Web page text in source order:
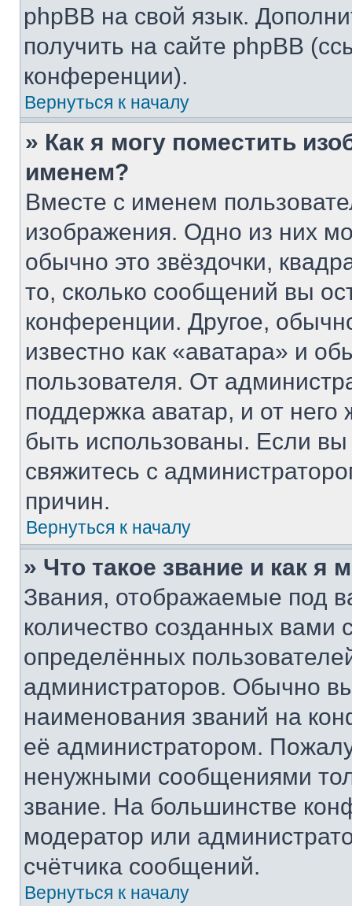
phpBB на свой язык.
получить на сайте phpBB
конференции).
Вернуться к началу
» Как я могу поместить
именем?
Вместе с именем
изображения. Одно из них
обычно это звёздочки,
то, сколько сообщений вы
конференции. Другое,
известно как «аватара» и
пользователя. От
поддержка аватар, и от него
быть использованы. Если
свяжитесь с
причин.
Вернуться к началу
» Что такое звание и как я
Звания, отображаемые под
количество созданных
определённых
администраторов. Обычно
наименования званий на
её администратором.
ненужными сообщениями
звание. На большинстве
модератор или
счётчика сообщений.
Вернуться к началу